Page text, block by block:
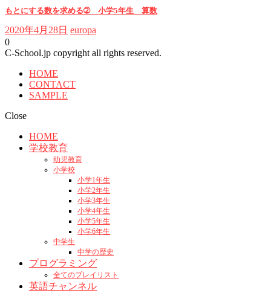
もとにする数を求める➁ 小学5年生 算数
2020年4月28日 europa
0
C-School.jp copyright all rights reserved.
HOME
CONTACT
SAMPLE
Close
HOME
学校教育
幼児教育
小学校
小学1年生
小学2年生
小学3年生
小学4年生
小学5年生
小学6年生
中学生
中学の歴史
プログラミング
全てのプレイリスト
英語チャンネル